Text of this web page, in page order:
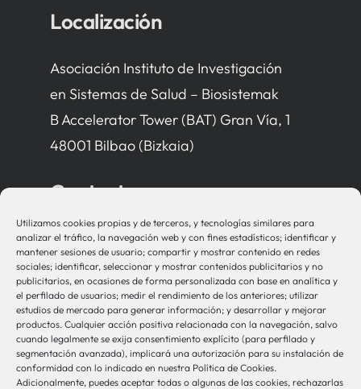
Utilizamos cookies propias y de terceros, y tecnologías similares para
analizar el tráfico, la navegación web y con fines estadísticos; identificar y
mantener sesiones de usuario; compartir y mostrar contenido en redes
sociales; identificar, seleccionar y mostrar contenidos publicitarios y no
publicitarios, en ocasiones de forma personalizada con base en analítica y
el perfilado de usuarios; medir el rendimiento de los anteriores; utilizar
estudios de mercado para generar información; y desarrollar y mejorar
productos. Cualquier acción positiva relacionada con la navegación, salvo
cuando legalmente se exija consentimiento explícito (para perfilado y
segmentación avanzada), implicará una autorización para su instalación de
conformidad con lo indicado en nuestra Política de Cookies.
Adicionalmente, puedes aceptar todas o algunas de las cookies, rechazarlas
Localización
Asociación Instituto de Investigación
en Sistemas de Salud – Biosistemak
B Accelerator Tower (BAT) Gran Vía, 1
48001 Bilbao (Bizkaia)
Contacto
bio-sistemak@bio-sistemak.eus
944 00 77 90
Otros Enlaces